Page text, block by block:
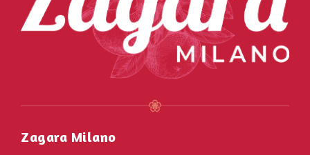
Zagara Milano